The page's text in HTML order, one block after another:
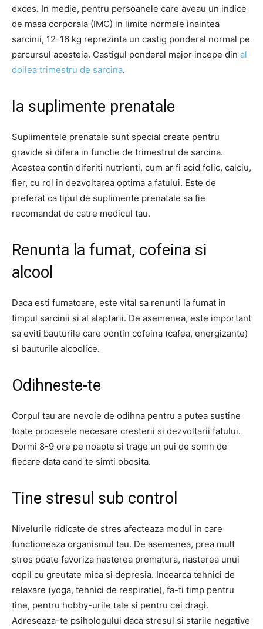
exces. In medie, pentru persoanele care aveau un indice
de masa corporala (IMC) in limite normale inaintea
sarcinii, 12-16 kg reprezinta un castig ponderal normal pe
parcursul acesteia. Castigul ponderal major incepe din al
doilea trimestru de sarcina.
Ia suplimente prenatale
Suplimentele prenatale sunt special create pentru
gravide si difera in functie de trimestrul de sarcina.
Acestea contin diferiti nutrienti, cum ar fi acid folic, calciu,
fier, cu rol in dezvoltarea optima a fatului. Este de
preferat ca tipul de suplimente prenatale sa fie
recomandat de catre medicul tau.
Renunta la fumat, cofeina si
alcool
Daca esti fumatoare, este vital sa renunti la fumat in
timpul sarcinii si al alaptarii. De asemenea, este important
sa eviti bauturile care oontin cofeina (cafea, energizante)
si bauturile alcoolice.
Odihneste-te
Corpul tau are nevoie de odihna pentru a putea sustine
toate procesele necesare cresterii si dezvoltarii fatului.
Dormi 8-9 ore pe noapte si trage un pui de somn de
fiecare data cand te simti obosita.
Tine stresul sub control
Nivelurile ridicate de stres afecteaza modul in care
functioneaza organismul tau. De asemenea, prea mult
stres poate favoriza nasterea prematura, nasterea unui
copil cu greutate mica si depresia. Incearca tehnici de
relaxare (yoga, tehnici de respiratie), fa-ti timp pentru
tine, pentru hobby-urile tale si pentru cei dragi.
Adreseaza-te psihologului daca stresul si starile negative